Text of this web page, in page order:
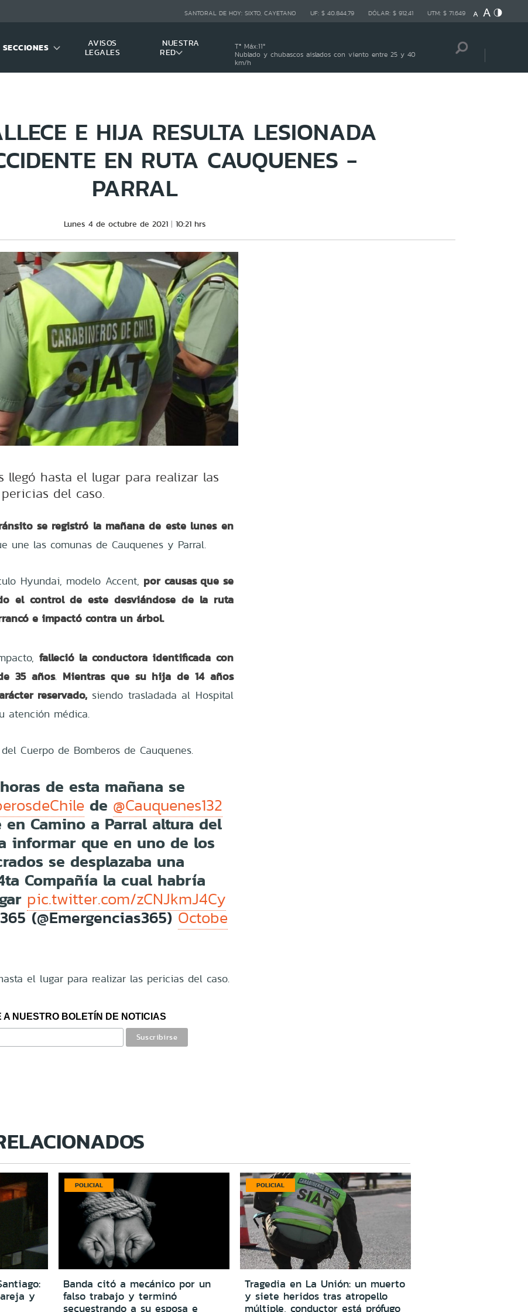
SANTORAL DE HOY: SIXTO, CAYETANO UF: $ 40.844,79 DÓLAR: $ 912,41 UTM: $ 71.649
SECCIONES
AVISOS
LEGALES
NUESTRA
RED
Tª Máx:11º
Nublado y chubascos aislados con viento entre 25 y 40
km/h
E HIJA RESULTA LESIONADA
EN RUTA CAUQUENES -
PARRAL
Lunes 4 de octubre de 2021 10:21 hrs
llegó hasta el lugar para realizar las
pericias del caso.
se registró la mañana de este lunes en
une las comunas de Cauquenes y Parral.
Hyundai, modelo Accent, por causas que se
el control de este desviándose de la ruta
e impactó contra un árbol.
falleció la conductora identificada con
35 años. Mientras que su hija de 14 años
reservado, siendo trasladada al Hospital
atención médica.
Cuerpo de Bomberos de Cauquenes.
de esta mañana se
de @Cauquenes132
Camino a Parral altura del
informar que en uno de los
se desplazaba una
Compañía la cual habría
pic.twitter.com/zCNJkmJ4Cy
(@Emergencias365)Octobe
el lugar para realizar las pericias del caso.
A NUESTRO BOLETÍN DE NOTICIAS
y
POLICIAL
Banda citó a mecánico por un
falso trabajo y terminó
secuestrando a su esposa e
POLICIAL
Tragedia en La Unión: un muerto
y siete heridos tras atropello
múltiple, conductor está prófugo